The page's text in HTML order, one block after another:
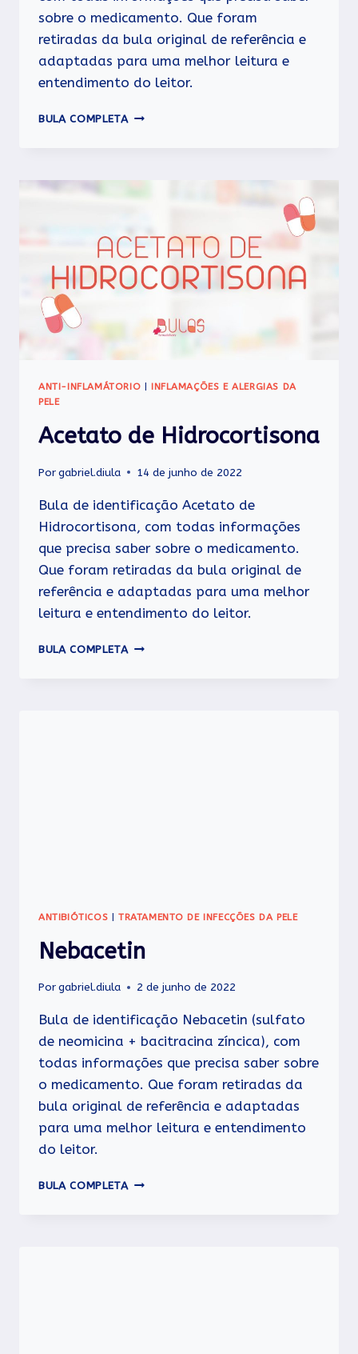
sobre o medicamento. Que foram
retiradas da bula original de referência e
adaptadas para uma melhor leitura e
entendimento do leitor.
BULA COMPLETA CETOBETA
ANTI-INFLAMÁTORIO
INFLAMAÇÕES E ALERGIAS DA
PELE
Acetato de Hidrocortisona
Porgabriel.diula 14 de junho de 2022
Bula de identificação Acetato de
Hidrocortisona, com todas informações
que precisa saber sobre o medicamento.
Que foram retiradas da bula original de
referência e adaptadas para uma melhor
leitura e entendimento do leitor.
BULA COMPLETA ACETATO
ANTIBIÓTICOS | TRATAMENTO DE INFECÇÕES DA PELE
Nebacetin
Porgabriel.diula 2 de junho de 2022
Bula de identificação Nebacetin (sulfato
de neomicina + bacitracina zíncica), com
todas informações que precisa saber sobre
o medicamento. Que foram retiradas da
bula original de referência e adaptadas
para uma melhor leitura e entendimento
do leitor.
BULA COMPLETA NEBACETIN